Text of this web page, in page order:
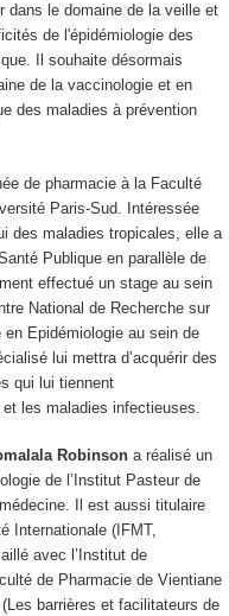
dans le domaine de la veille et
de l'épidémiologie des
Il souhaite désormais
de la vaccinologie et en
des maladies à prévention
de pharmacie à la Faculté
Paris-Sud. Intéressée
des maladies tropicales, elle a
Publique en parallèle de
effectué un stage au sein
National de Recherche sur
Epidémiologie au sein de
lui mettra d’acquérir des
qui lui tiennent
les maladies infectieuses.
Robinsona réalisé un
de l’Institut Pasteur de
Il est aussi titulaire
Internationale (IFMT,
avec l’Institut de
de Pharmacie de Vientiane
barrières et facilitateurs de